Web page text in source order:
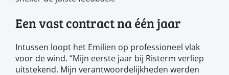
Een vast contract na één jaar
Intussen loopt het Emilien op professioneel vlak
voor de wind. “Mijn eerste jaar bij Risterm verliep
uitstekend. Mijn verantwoordelijkheden werden